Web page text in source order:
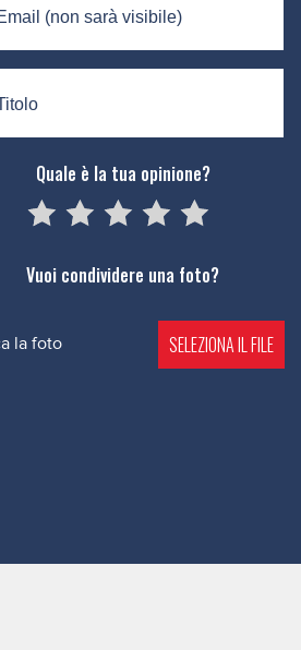
Quale è la tua opinione?
45
4
35
3
25
2
15
1
05
Vuoi condividere una foto?
la foto SELEZIONA IL FILE